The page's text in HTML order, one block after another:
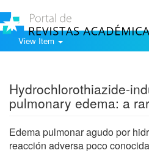
View Item
Hydrochlorothiazide-
pulmonary edema: a
Edema pulmonar agudo por
reacción adversa poco conocida